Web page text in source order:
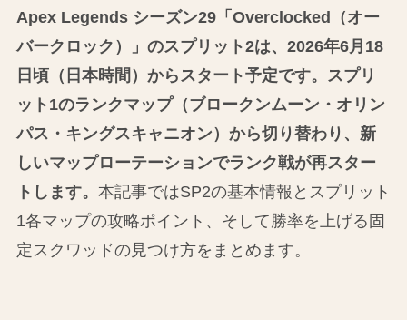
Apex Legends シーズン29「Overclocked（オー
バークロック）」のスプリット2は、2026年6月18
日頃（日本時間）からスタート予定です。スプリ
ット1のランクマップ（ブロークンムーン・オリン
パス・キングスキャニオン）から切り替わり、新
しいマップローテーションでランク戦が再スター
トします。 本記事ではSP2の基本情報とスプリット
1各マップの攻略ポイント、そして勝率を上げる固
定スクワッドの見つけ方をまとめます。